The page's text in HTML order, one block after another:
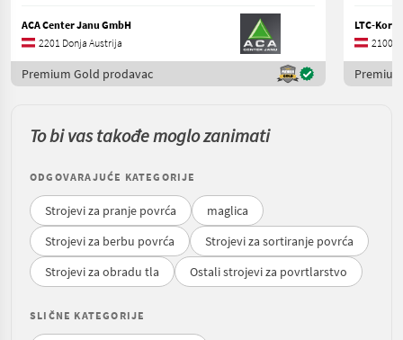
ACA Center Janu GmbH
2201 Donja Austrija
Premium Gold prodavac
LTC-
2100
To bi vas takođe moglo zanimati
ODGOVARAJUĆE KATEGORIJE
Strojevi za pranje povrća
maglica
Strojevi za berbu povrća
Strojevi za sortiranje povrća
Strojevi za obradu tla
Ostali strojevi za povrtlarstvo
SLIČNE KATEGORIJE